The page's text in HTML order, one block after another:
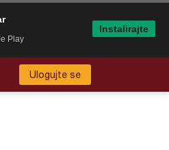
Ulogujte se
Play
Instalirajte